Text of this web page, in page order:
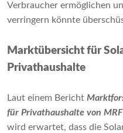
Verbraucher ermöglichen
verringern könnte
Marktübersicht für
Privathaushalte
Laut einem Bericht
für Privathaushalte von
wird erwartet, dass die